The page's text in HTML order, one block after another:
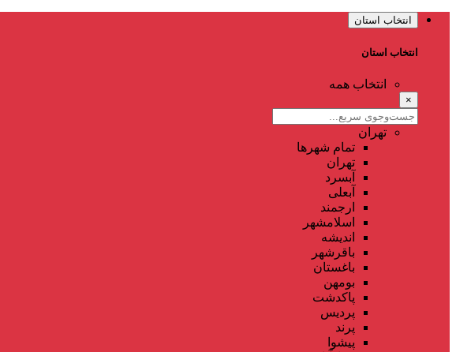
انتخاب استان
انتخاب استان
انتخاب همه
×
تهران
تمام شهر‌ها
تهران
آبسرد
آبعلی
ارجمند
اسلامشهر
اندیشه
باقرشهر
باغستان
بومهن
پاکدشت
پردیس
پرند
پیشوا